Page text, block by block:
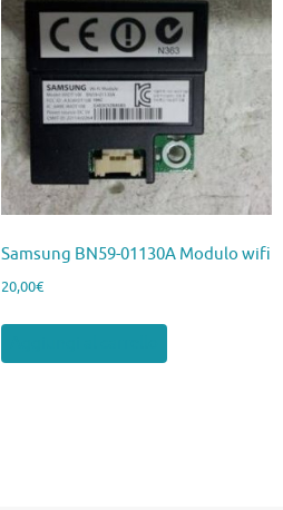
Samsung BN59-01130A Modulo wifi
20,00€